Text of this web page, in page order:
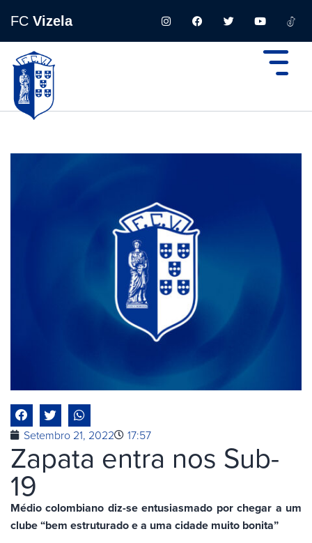
FC Vizela
Setembro 21, 2022 17:57
Zapata entra nos Sub-
19
Médio colombiano diz-se entusiasmado por chegar a um
clube “bem estruturado e a uma cidade muito bonita”